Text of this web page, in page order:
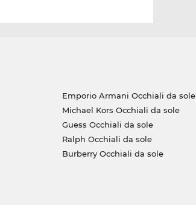
Emporio Armani Occhiali da sole
Michael Kors Occhiali da sole
Guess Occhiali da sole
Ralph Occhiali da sole
Burberry Occhiali da sole